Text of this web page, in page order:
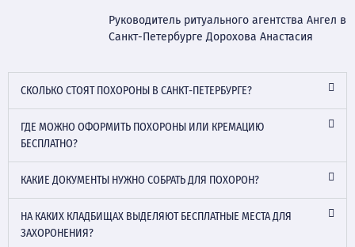
Руководитель ритуального агентства Ангел в
Санкт-Петербурге Дорохова Анастасия
СКОЛЬКО СТОЯТ ПОХОРОНЫ В САНКТ-ПЕТЕРБУРГЕ?
ГДЕ МОЖНО ОФОРМИТЬ ПОХОРОНЫ ИЛИ КРЕМАЦИЮ
БЕСПЛАТНО?
КАКИЕ ДОКУМЕНТЫ НУЖНО СОБРАТЬ ДЛЯ ПОХОРОН?
НА КАКИХ КЛАДБИЩАХ ВЫДЕЛЯЮТ БЕСПЛАТНЫЕ МЕСТА ДЛЯ
ЗАХОРОНЕНИЯ?